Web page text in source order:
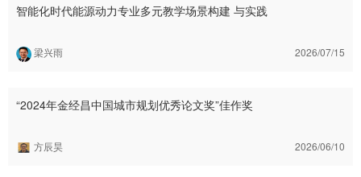
智能化时代能源动力专业多元教学场景构建 与实践
梁兴雨 2026/07/15
“2024年金经昌中国城市规划优秀论文奖”佳作奖
方辰昊 2026/06/10